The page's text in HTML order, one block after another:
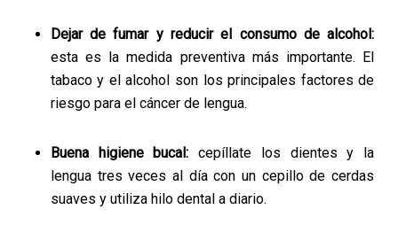
Dejar de fumar y reducir el consumo de alcohol:
esta es la medida preventiva más importante. El
tabaco y el alcohol son los principales factores de
riesgo para el cáncer de lengua.
Buena higiene bucal:cepíllate los dientes y la
lengua tres veces al día con un cepillo de cerdas
suaves y utiliza hilo dental a diario.